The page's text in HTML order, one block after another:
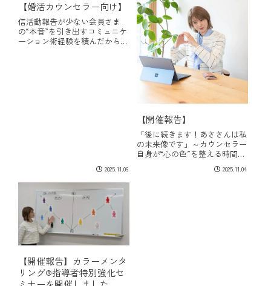
【婚活カウンセラー向け】
信活動報告が少ない会員さま
の“本音”を引き出すコミュニケ
ーション術経験を積んだからこ
2025.11.06
【開催報告】
「後に続きます！あささんは私
の未来像です」～カウンセラー
自身が“心の色”を整える時間～
資格取得から年月が経つと、環
境も立場も、そして心の状態も
2025.11.04
【開催報告】カラーメンタ
リング®指導者特別強化セ